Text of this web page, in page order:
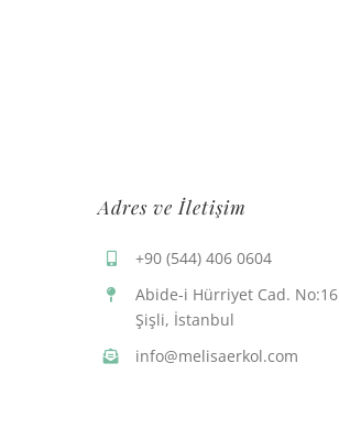
Adres ve İletişim
+90 (544) 406 0604
Abide-i Hürriyet Cad. No:16
Şişli, İstanbul
info@melisaerkol.com